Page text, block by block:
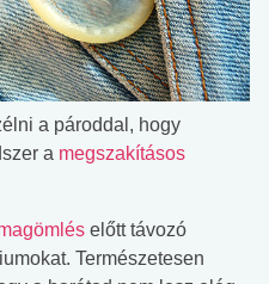
a pároddal, hogy
a megszakításos
előtt távozó
Természetesen